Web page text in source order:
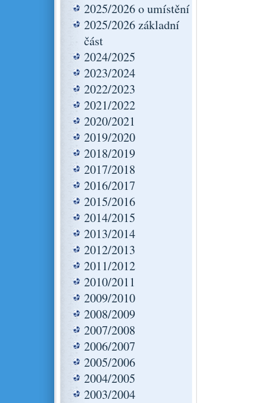
2025/2026 o umístění
2025/2026 základní
část
2024/2025
2023/2024
2022/2023
2021/2022
2020/2021
2019/2020
2018/2019
2017/2018
2016/2017
2015/2016
2014/2015
2013/2014
2012/2013
2011/2012
2010/2011
2009/2010
2008/2009
2007/2008
2006/2007
2005/2006
2004/2005
2003/2004